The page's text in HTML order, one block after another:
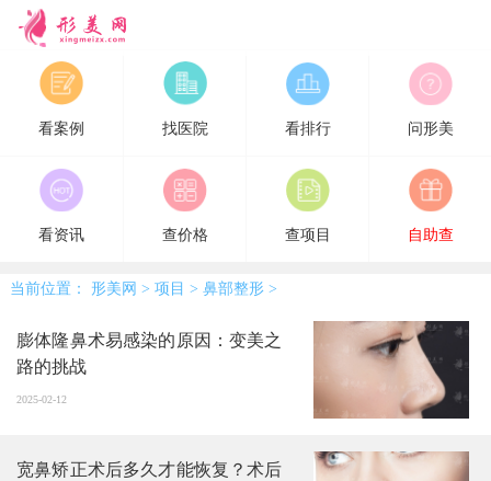
形美网
看案例 找医院 看排行 问形美
看资讯 查价格 查项目 自助查
当前位置： 形美网 > 项目 > 鼻部整形>
膨体隆鼻术易感染的原因：变美之
路的挑战
2025-02-12
宽鼻矫正术后多久才能恢复？术后